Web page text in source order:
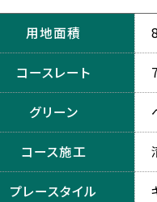
用地面積
コースレート
グリーン
コース施工
プレースタイル